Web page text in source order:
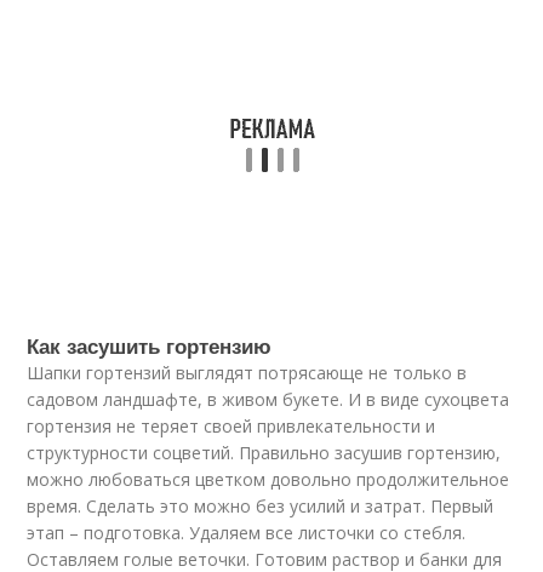
Как засушить гортензию
Шапки гортензий выглядят потрясающе не только в
садовом ландшафте, в живом букете. И в виде сухоцвета
гортензия не теряет своей привлекательности и
структурности соцветий. Правильно засушив гортензию,
можно любоваться цветком довольно продолжительное
время. Сделать это можно без усилий и затрат. Первый
этап – подготовка. Удаляем все листочки со стебля.
Оставляем голые веточки. Готовим раствор и банки для